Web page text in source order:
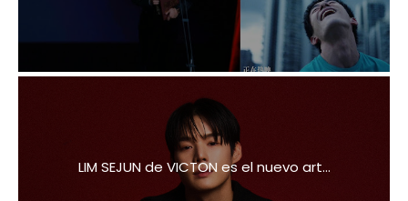
LIM SEJUN de VICTON es el nuevo art...